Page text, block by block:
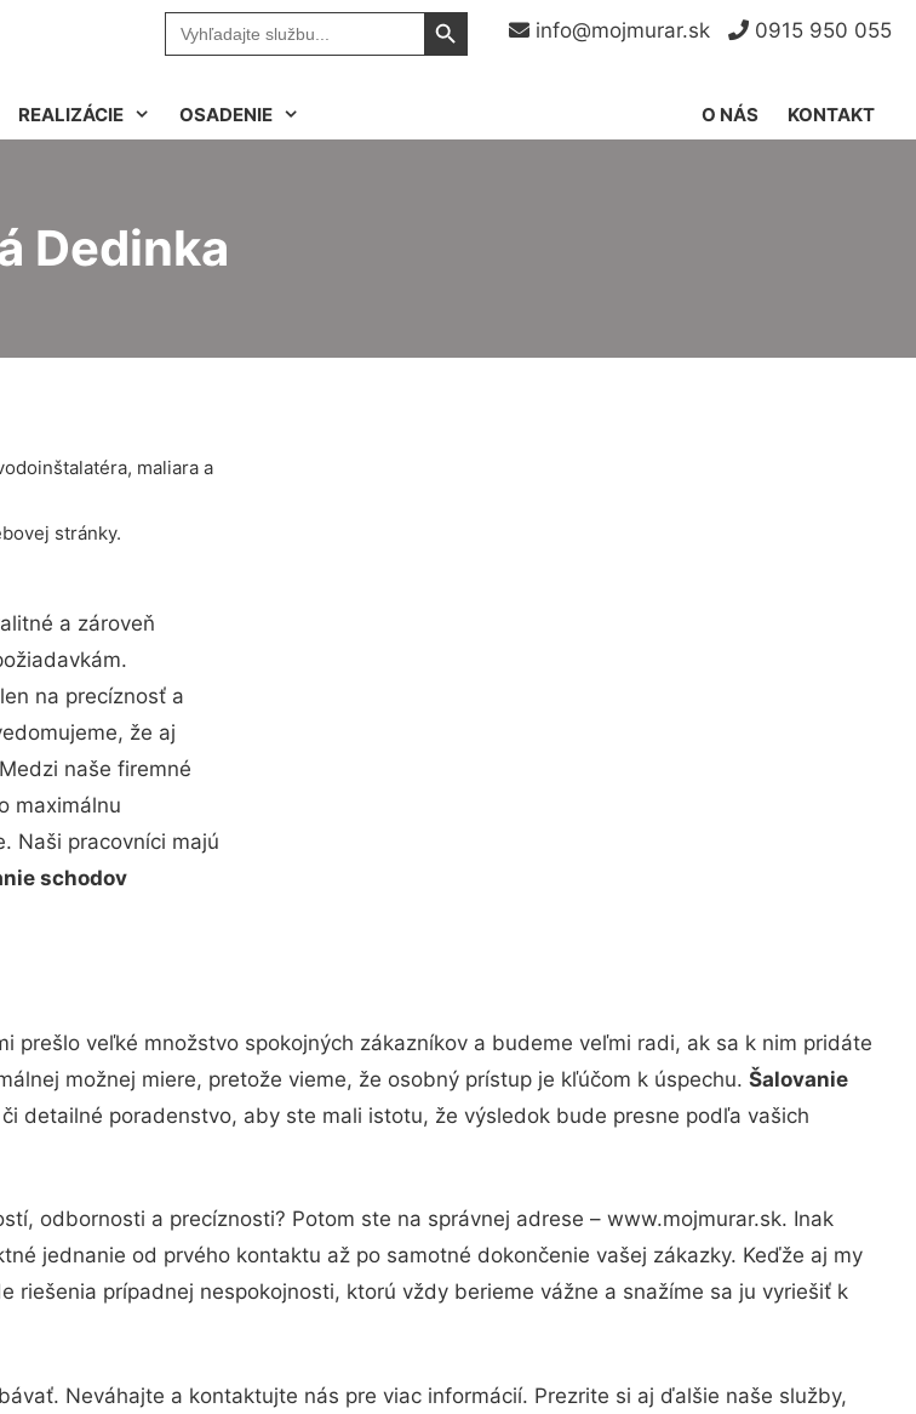
info@mojmurar.sk 0915 950 055
Search
for:
Search Button
REALIZÁCIE OSADENIE KONTAKT
O NÁS
Dedinka
maliara a
stránky.
a zároveň
na precíznosť a
že aj
naše firemné
maximálnu
Naši pracovníci majú
schodov
prešlo veľké množstvo spokojných zákazníkov a budeme veľmi radi, ak sa k nim pridáte
možnej miere, pretože vieme, že osobný prístup je kľúčom k úspechu. Šalovanie
detailné poradenstvo, aby ste mali istotu, že výsledok bude presne podľa vašich
odbornosti a precíznosti? Potom ste na správnej adrese – www.mojmurar.sk. Inak
jednanie od prvého kontaktu až po samotné dokončenie vašej zákazky. Keďže aj my
riešenia prípadnej nespokojnosti, ktorú vždy berieme vážne a snažíme sa ju vyriešiť k
Neváhajte a kontaktujte nás pre viac informácií. Prezrite si aj ďalšie naše služby,